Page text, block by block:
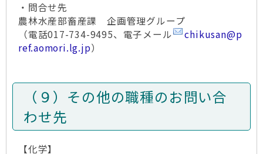
・問合せ先
農林水産部畜産課 企画管理グループ
（電話017-734-9495、電子メール
chikusan@p
ref.aomori.lg.jp）
（９）その他の職種のお問い合
わせ先
【化学】